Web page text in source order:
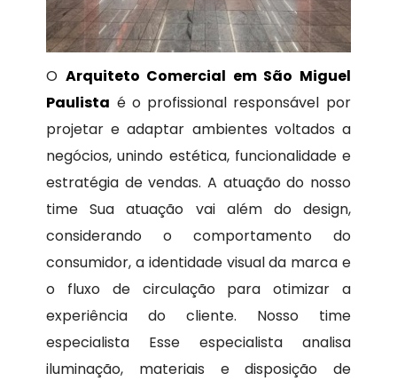
O Arquiteto Comercial em São Miguel
Paulista é o profissional responsável por
projetar e adaptar ambientes voltados a
negócios, unindo estética, funcionalidade e
estratégia de vendas. A atuação do nosso
time Sua atuação vai além do design,
considerando o comportamento do
consumidor, a identidade visual da marca e
o fluxo de circulação para otimizar a
experiência do cliente. Nosso time
especialista Esse especialista analisa
iluminação, materiais e disposição de